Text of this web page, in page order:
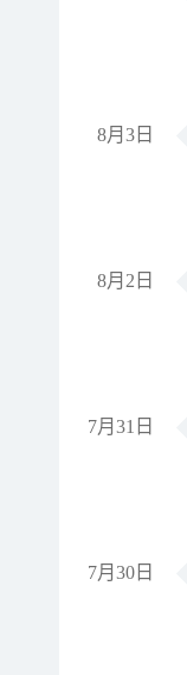
8月3日
8月2日
7月31日
7月30日